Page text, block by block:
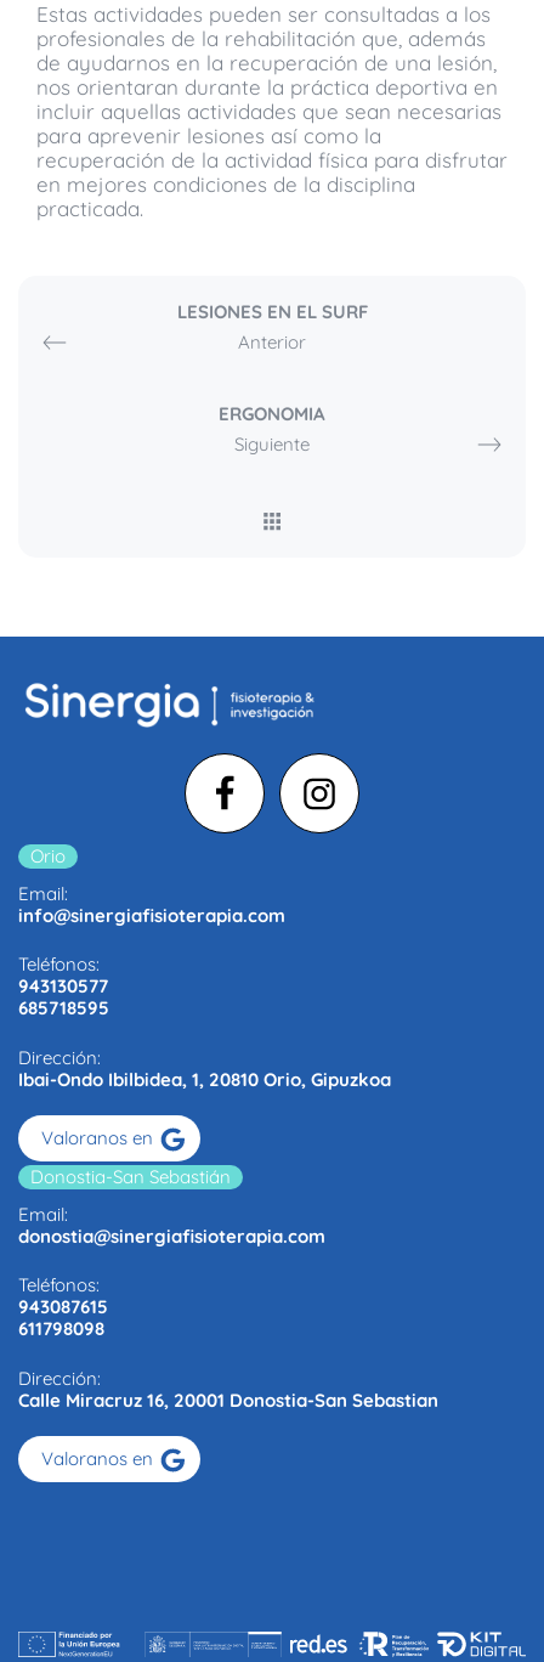
Estas actividades pueden ser consultadas a los
profesionales de la rehabilitación que, además
de ayudarnos en la recuperación de una lesión,
nos orientaran durante la práctica deportiva en
incluir aquellas actividades que sean necesarias
para aprevenir lesiones así como la
recuperación de la actividad física para disfrutar
en mejores condiciones de la disciplina
practicada.
LESIONES EN EL SURF
Anterior
ERGONOMIA
Siguiente
Orio
Email:
info@sinergiafisioterapia.com
Teléfonos:
943130577
685718595
Dirección:
Ibai-Ondo Ibilbidea, 1, 20810 Orio, Gipuzkoa
Valoranos en
Donostia-San Sebastián
Email:
donostia@sinergiafisioterapia.com
Teléfonos:
943087615
611798098
Dirección:
Calle Miracruz 16, 20001 Donostia-San Sebastian
Valoranos en